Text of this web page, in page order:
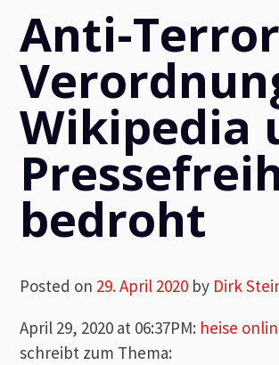
Anti-
Wikipedia
bedroht
Posted on 29. April 2020 by Dirk
April 29, 2020 at 06:37PM: heise
schreibt zum Thema: